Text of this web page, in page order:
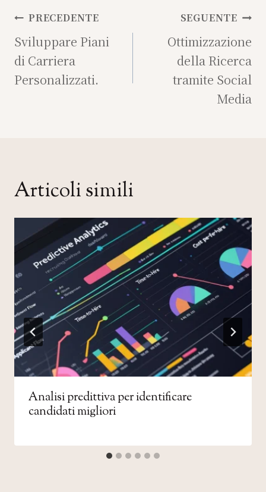
Navigazione
articoli
PRECEDENTE
Sviluppare Piani
di Carriera
Personalizzati.
SEGUENTE
Ottimizzazione
della Ricerca
tramite Social
Media
Articoli simili
Analisi predittiva per identificare
candidati migliori